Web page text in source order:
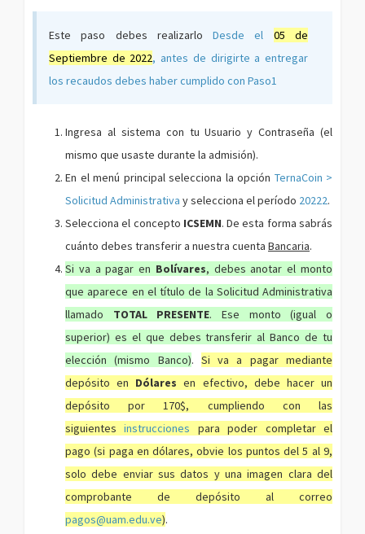
Este paso debes realizarloDesde el 05 de
Septiembre de 2022, antes de dirigirte a entregar
los recaudos debes haber cumplido con Paso1
Ingresa al sistema con tu Usuario y Contraseña (el
mismo que usaste durante la admisión).
En el menú principal selecciona la opción TernaCoin >
Solicitud Administrativa y selecciona el período 20222.
Selecciona el concepto ICSEMN. De esta forma sabrás
cuánto debes transferir a nuestra cuenta Bancaria.
Si va a pagar en Bolívares, debes anotar el monto
que aparece en el título de la Solicitud Administrativa
llamado TOTAL PRESENTE. Ese monto (igual o
superior) es el que debes transferir al Banco de tu
elección (mismo Banco). Si va a pagar mediante
depósito en Dólares en efectivo, debe hacer un
depósito por 170$, cumpliendo con las
siguientesinstrucciones para poder completar el
pago (si paga en dólares, obvie los puntos del 5 al 9,
solo debe enviar sus datos y una imagen clara del
comprobante de depósito al correo
pagos@uam.edu.ve).